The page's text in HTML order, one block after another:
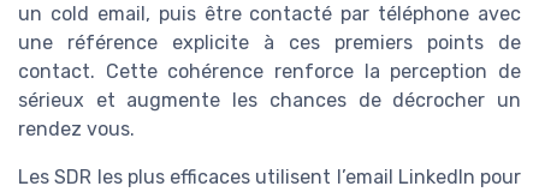
un cold email, puis être contacté par téléphone avec
une référence explicite à ces premiers points de
contact. Cette cohérence renforce la perception de
sérieux et augmente les chances de décrocher un
rendez vous.
Les SDR les plus efficaces utilisent l’email LinkedIn pour